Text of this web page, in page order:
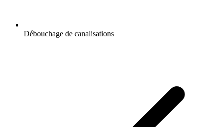
Débouchage de canalisations